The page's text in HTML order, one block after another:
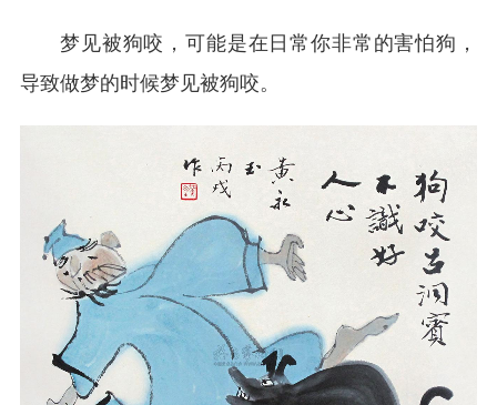
梦见被狗咬，可能是在日常你非常的害怕狗，
导致做梦的时候梦见被狗咬。